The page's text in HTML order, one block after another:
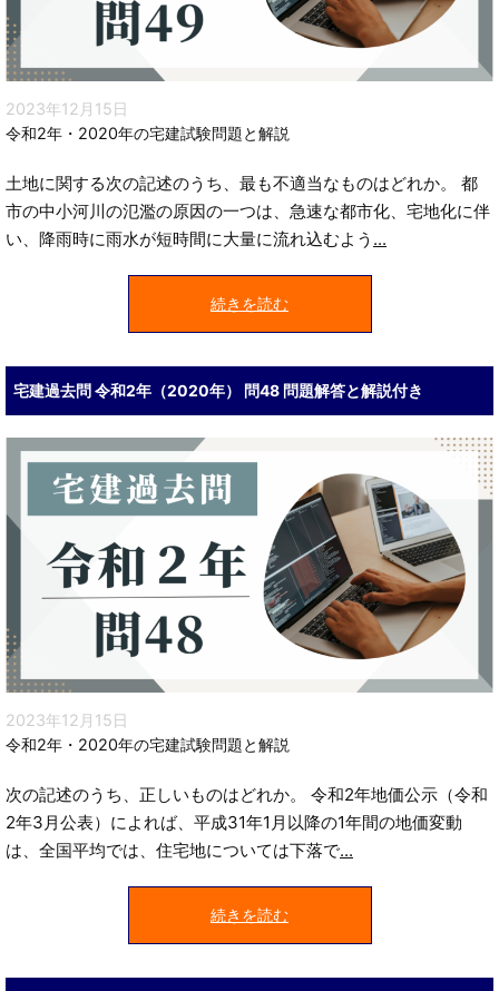
2023年12月15日
令和2年・2020年の宅建試験問題と解説
土地に関する次の記述のうち、最も不適当なものはどれか。 都
市の中小河川の氾濫の原因の一つは、急速な都市化、宅地化に伴
い、降雨時に雨水が短時間に大量に流れ込むよう ...
続きを読む
宅建過去問 令和2年（2020年） 問48 問題解答と解説付き
2023年12月15日
令和2年・2020年の宅建試験問題と解説
次の記述のうち、正しいものはどれか。 令和2年地価公示（令和
2年3月公表）によれば、平成31年1月以降の1年間の地価変動
は、全国平均では、住宅地については下落で...
続きを読む